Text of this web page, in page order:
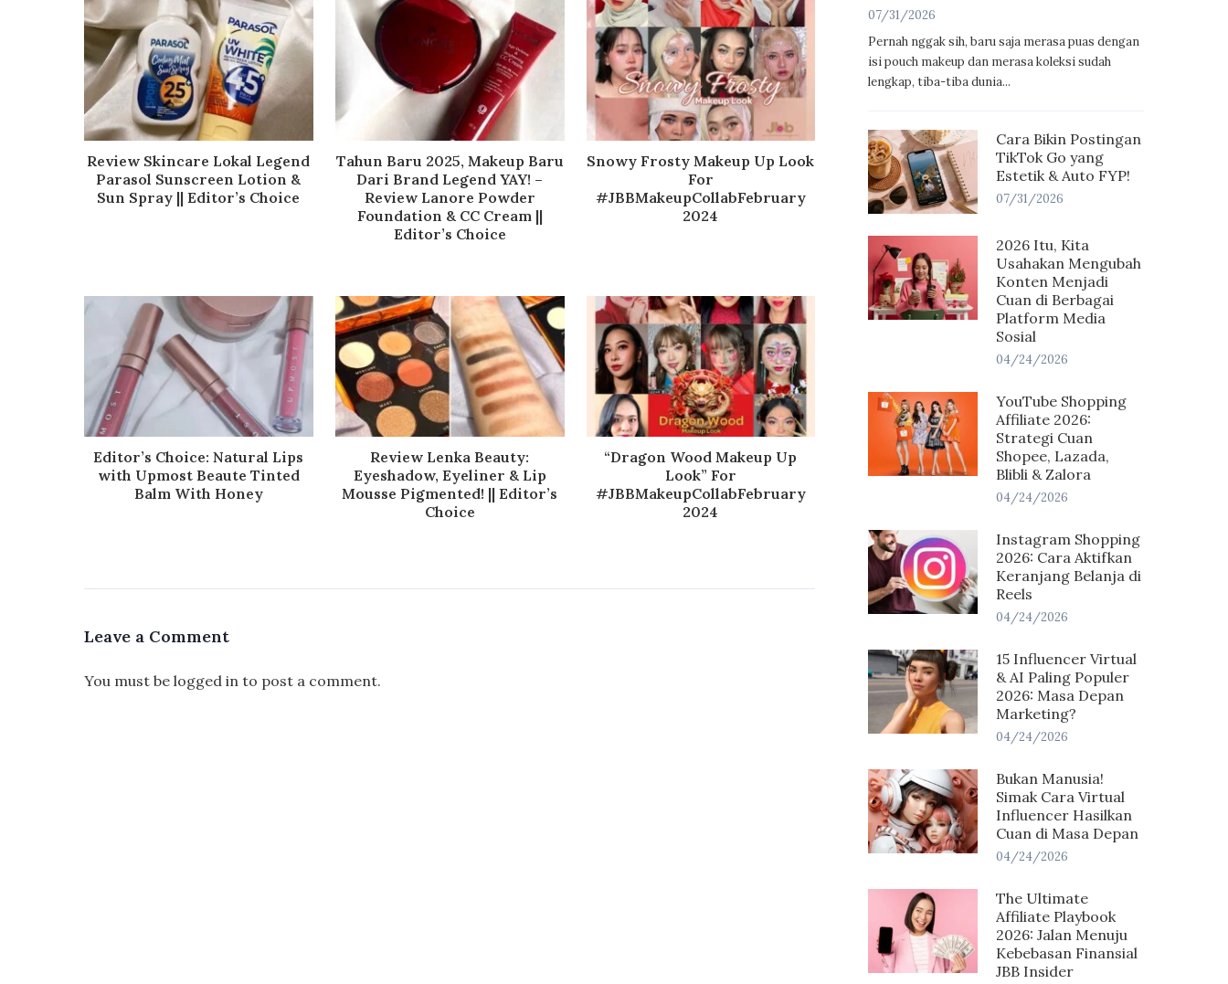
Review Skincare Lokal Legend
Parasol Sunscreen Lotion &
Sun Spray || Editor’s Choice
Tahun Baru 2025, Makeup Baru
Dari Brand Legend YAY! –
Review Lanore Powder
Foundation & CC Cream ||
Editor’s Choice
Snowy Frosty Makeup Up Look
For
#JBBMakeupCollabFebruary
2024
Editor’s Choice: Natural Lips
with Upmost Beaute Tinted
Balm With Honey
Review Lenka Beauty:
Eyeshadow, Eyeliner & Lip
Mousse Pigmented! || Editor’s
Choice
“Dragon Wood Makeup Up
Look” For
#JBBMakeupCollabFebruary
2024
Leave a Comment
You must be logged in to post a comment.
07/31/2026
Pernah nggak sih, baru saja merasa puas dengan
isi pouch makeup dan merasa koleksi sudah
lengkap, tiba-tiba dunia...
Cara Bikin Postingan
TikTok Go yang
Estetik & Auto FYP!
07/31/2026
2026 Itu, Kita
Usahakan Mengubah
Konten Menjadi
Cuan di Berbagai
Platform Media
Sosial
04/24/2026
YouTube Shopping
Affiliate 2026:
Strategi Cuan
Shopee, Lazada,
Blibli & Zalora
04/24/2026
Instagram Shopping
2026: Cara Aktifkan
Keranjang Belanja di
Reels
04/24/2026
15 Influencer Virtual
& AI Paling Populer
2026: Masa Depan
Marketing?
04/24/2026
Bukan Manusia!
Simak Cara Virtual
Influencer Hasilkan
Cuan di Masa Depan
04/24/2026
The Ultimate
Affiliate Playbook
2026: Jalan Menuju
Kebebasan Finansial
JBB Insider